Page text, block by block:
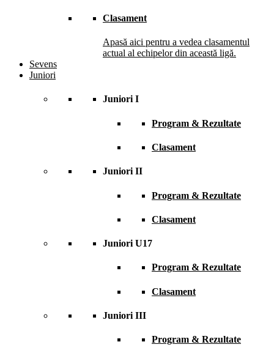
Clasament
Apasă aici pentru a vedea clasamentul
actual al echipelor din această ligă.
Sevens
Juniori
Juniori I
Program & Rezultate
Clasament
Juniori II
Program & Rezultate
Clasament
Juniori U17
Program & Rezultate
Clasament
Juniori III
Program & Rezultate